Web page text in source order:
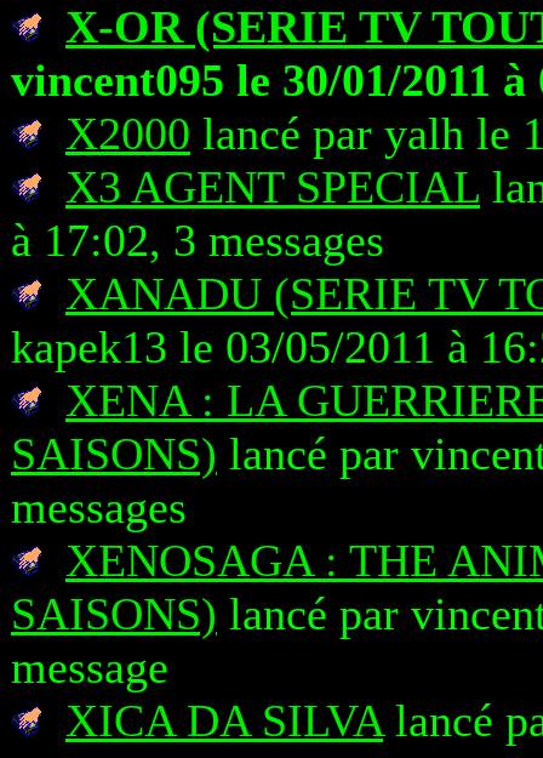
X-OR (SERIE TV
vincent095 le 30/01/2011 à
X2000 lancé par yalh le
X3 AGENT SPECIAL
à 17:02, 3 messages
XANADU (SERIE TV
kapek13 le 03/05/2011 à
XENA : LA
SAISONS) lancé par
messages
XENOSAGA : THE
SAISONS) lancé par
message
XICA DA SILVAlancé